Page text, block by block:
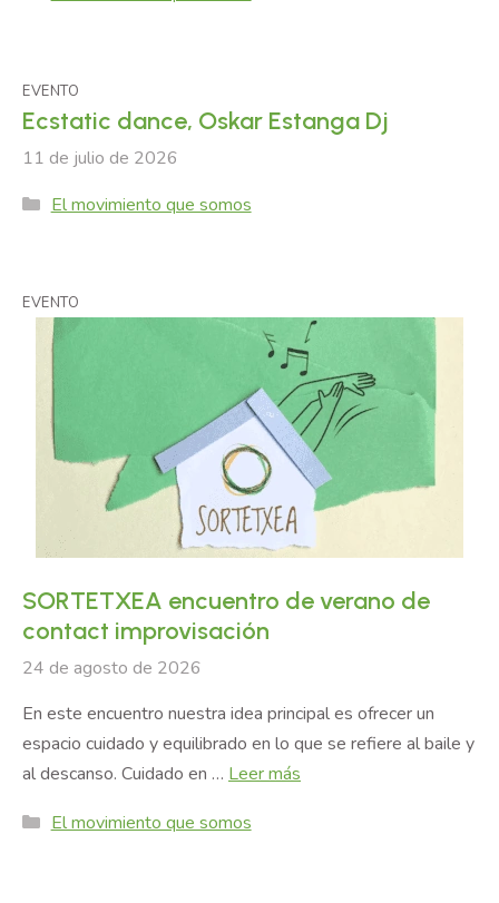
EVENTO
Ecstatic dance, Oskar Estanga Dj
11 de julio de 2026
Categories
El movimiento que somos
EVENTO
SORTETXEA encuentro de verano de
contact improvisación
24 de agosto de 2026
En este encuentro nuestra idea principal es ofrecer un
espacio cuidado y equilibrado en lo que se refiere al baile y
al descanso. Cuidado en … Leer más
Categories
El movimiento que somos